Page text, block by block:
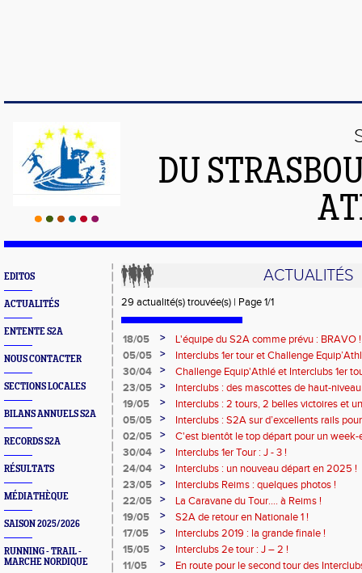
DU
EDITOS
ACTUALITÉS
ENTENTE S2A
NOUS CONTACTER
SECTIONS LOCALES
BILANS ANNUELS S2A
RECORDS S2A
RÉSULTATS
MÉDIATHÈQUE
SAISON 2025/2026
RUNNING - TRAIL -
MARCHE NORDIQUE
ACTUALITÉS
29 actualité(s) trouvée(s) | Page 1/1
18/05 >
L'équipe du S2A comme prévu : BRAVO !
05/05
>
Interclubs 1er tour et Challenge
fait le job !
30/04 >
Challenge Equip'Athlé et Interclubs 1er
23/05
>
Interclubs : des mascottes de haut-
19/05
>
Interclubs : 2 tours, 2 belles victoires et
!
05/05 >
Interclubs : S2A sur d’excellents rails
02/05
>
C'est bientôt le top départ pour un week-
30/04
>
Interclubs 1er Tour : J - 3 !
24/04
>
Interclubs : un nouveau départ en 2025 !
23/05
>
Interclubs Reims : quelques photos !
22/05
>
La Caravane du Tour.... à Reims !
19/05
>
S2A de retour en Nationale 1 !
17/05
>
Interclubs 2019 : la grande finale !
15/05
>
Interclubs 2e tour : J – 2 !
11/05
>
En route pour le second tour des